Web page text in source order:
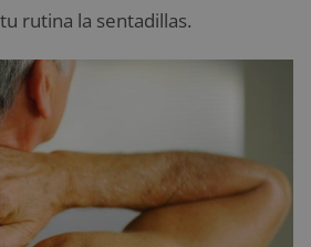
rutina la sentadillas.